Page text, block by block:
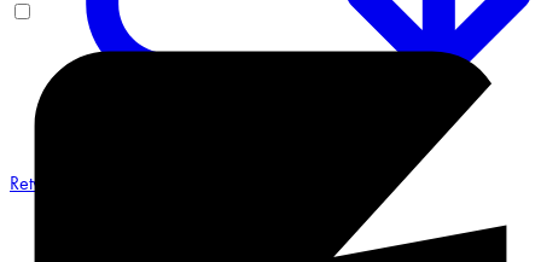
Retweet on Twitter 2068548487491551658